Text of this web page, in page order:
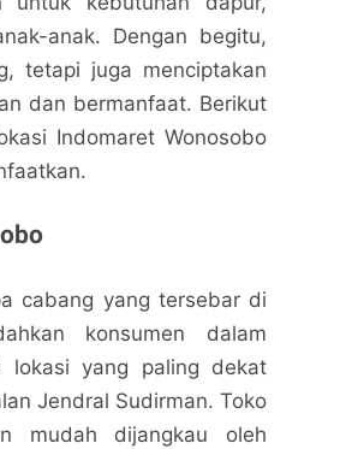
anak. Dengan begitu,
tetapi juga menciptakan
dan bermanfaat. Berikut
Indomaret Wonosobo
cabang yang tersebar di
konsumen dalam
lokasi yang paling dekat
Jendral Sudirman. Toko
mudah dijangkau oleh